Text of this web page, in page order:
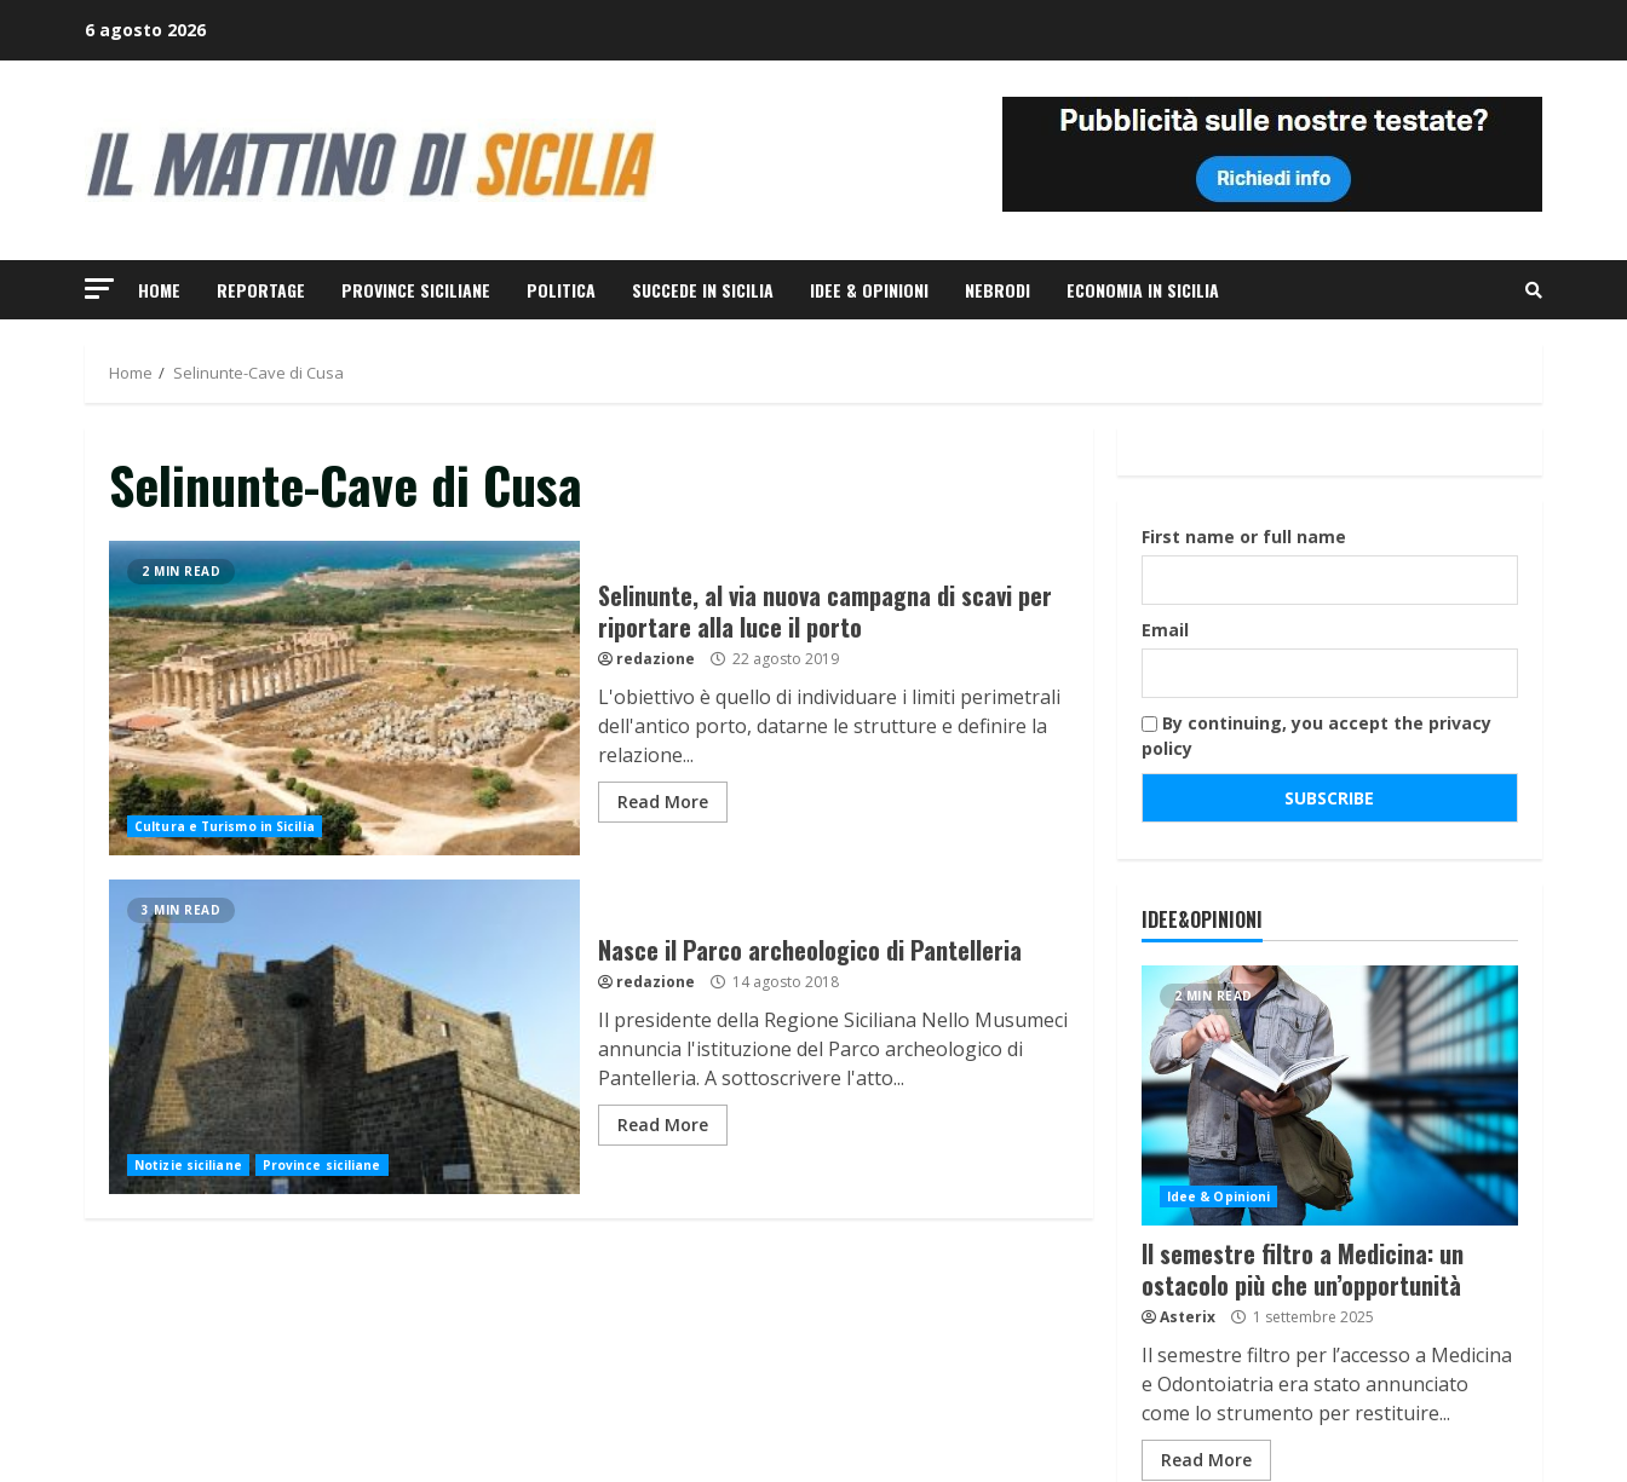
6 agosto 2026
HOME REPORTAGE PROVINCE SICILIANE POLITICA SUCCEDE IN SICILIA IDEE & OPINIONI NEBRODI ECONOMIA IN SICILIA
Home Selinunte-Cave di Cusa
Selinunte-Cave di Cusa
2 MIN READ
Cultura e Turismo in Sicilia
Selinunte, al via nuova campagna di scavi per
riportare alla luce il porto
redazione 22 agosto 2019
L'obiettivo è quello di individuare i limiti perimetrali
dell'antico porto, datarne le strutture e definire la
relazione...
Read More
3 MIN READ
Notizie siciliane Province siciliane
Nasce il Parco archeologico di Pantelleria
redazione 14 agosto 2018
Il presidente della Regione Siciliana Nello Musumeci
annuncia l'istituzione del Parco archeologico di
Pantelleria. A sottoscrivere l'atto...
Read More
First name or full name
Email
By continuing, you accept the privacy
policy
IDEE&OPINIONI
2 MIN READ
Idee & Opinioni
Il semestre filtro a Medicina: un
ostacolo più che un’opportunità
Asterix 1 settembre 2025
Il semestre filtro per l’accesso a Medicina
e Odontoiatria era stato annunciato
come lo strumento per restituire...
Read More